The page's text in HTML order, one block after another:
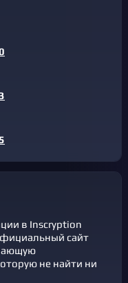
в Inscryption
сайт
не найти ни